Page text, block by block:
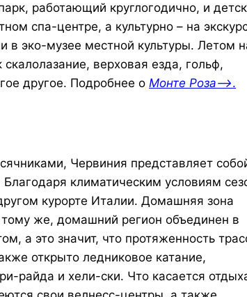
работающий круглогодично, и
спа-центре, а культурно – на
в эко-музее местной культуры. Летом
верховая езда, гольф,
другое. Подробнее о Монте Роза—>.
Червиния представляет
климатическим условиям
курорте Италии. Домашняя зона
же, домашний регион объединен в
а это значит, что протяженность
открыто ледниковое катание,
райда и хели-ски. Что касается